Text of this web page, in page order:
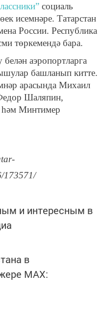
социаль
исемнәре. Татарстан
России. Республика
төркемендә бара.
аэропортларга
башланып китте.
арасында Михаил
Шаляпин,
Минтимер
173571/
и интересным в
в
MАХ: